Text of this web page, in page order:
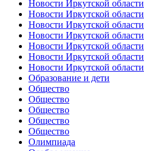
Новости Иркутской области
Новости Иркутской области
Новости Иркутской области
Новости Иркутской области
Новости Иркутской области
Новости Иркутской области
Новости Иркутской области
Образование и дети
Общество
Общество
Общество
Общество
Общество
Олимпиада